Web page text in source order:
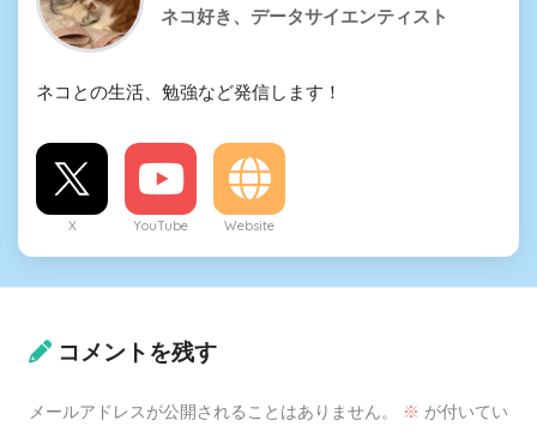
ネコ好き、データサイエンティスト
ネコとの生活、勉強など発信します！
X YouTube Website
コメントを残す
メールアドレスが公開されることはありません。 ※ が付いてい